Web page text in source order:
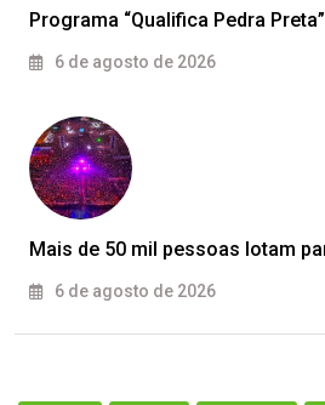
Programa “Qualifica Pedra
6 de agosto de 2026
Mais de 50 mil pessoas lotam
6 de agosto de 2026